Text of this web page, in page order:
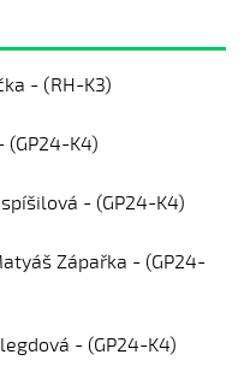
- (RH-K3)
K4)
- (GP24-K4)
Zápařka - (GP24-
- (GP24-K4)